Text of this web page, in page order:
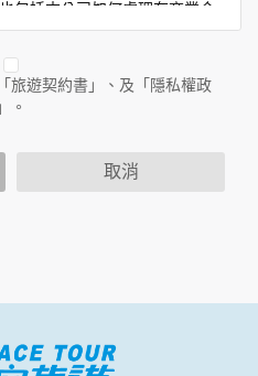
包括本公司如何處理在商業合
份識別資料。隱私權保護政策
站上的廣告廠商連結，這些置
的資料。對於您主動提供的個
站有其個別的隱私權保護政
論區中任意公開個人資料的行
、聯絡方式及使用時間等。
錄相關行徑，包括您使用連線
旅遊契約書」、及「隱私權政
。
取消